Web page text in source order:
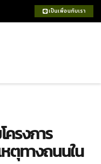
เป็นเพื่อนกับเรา
รงการ
ตุทางถนนใน